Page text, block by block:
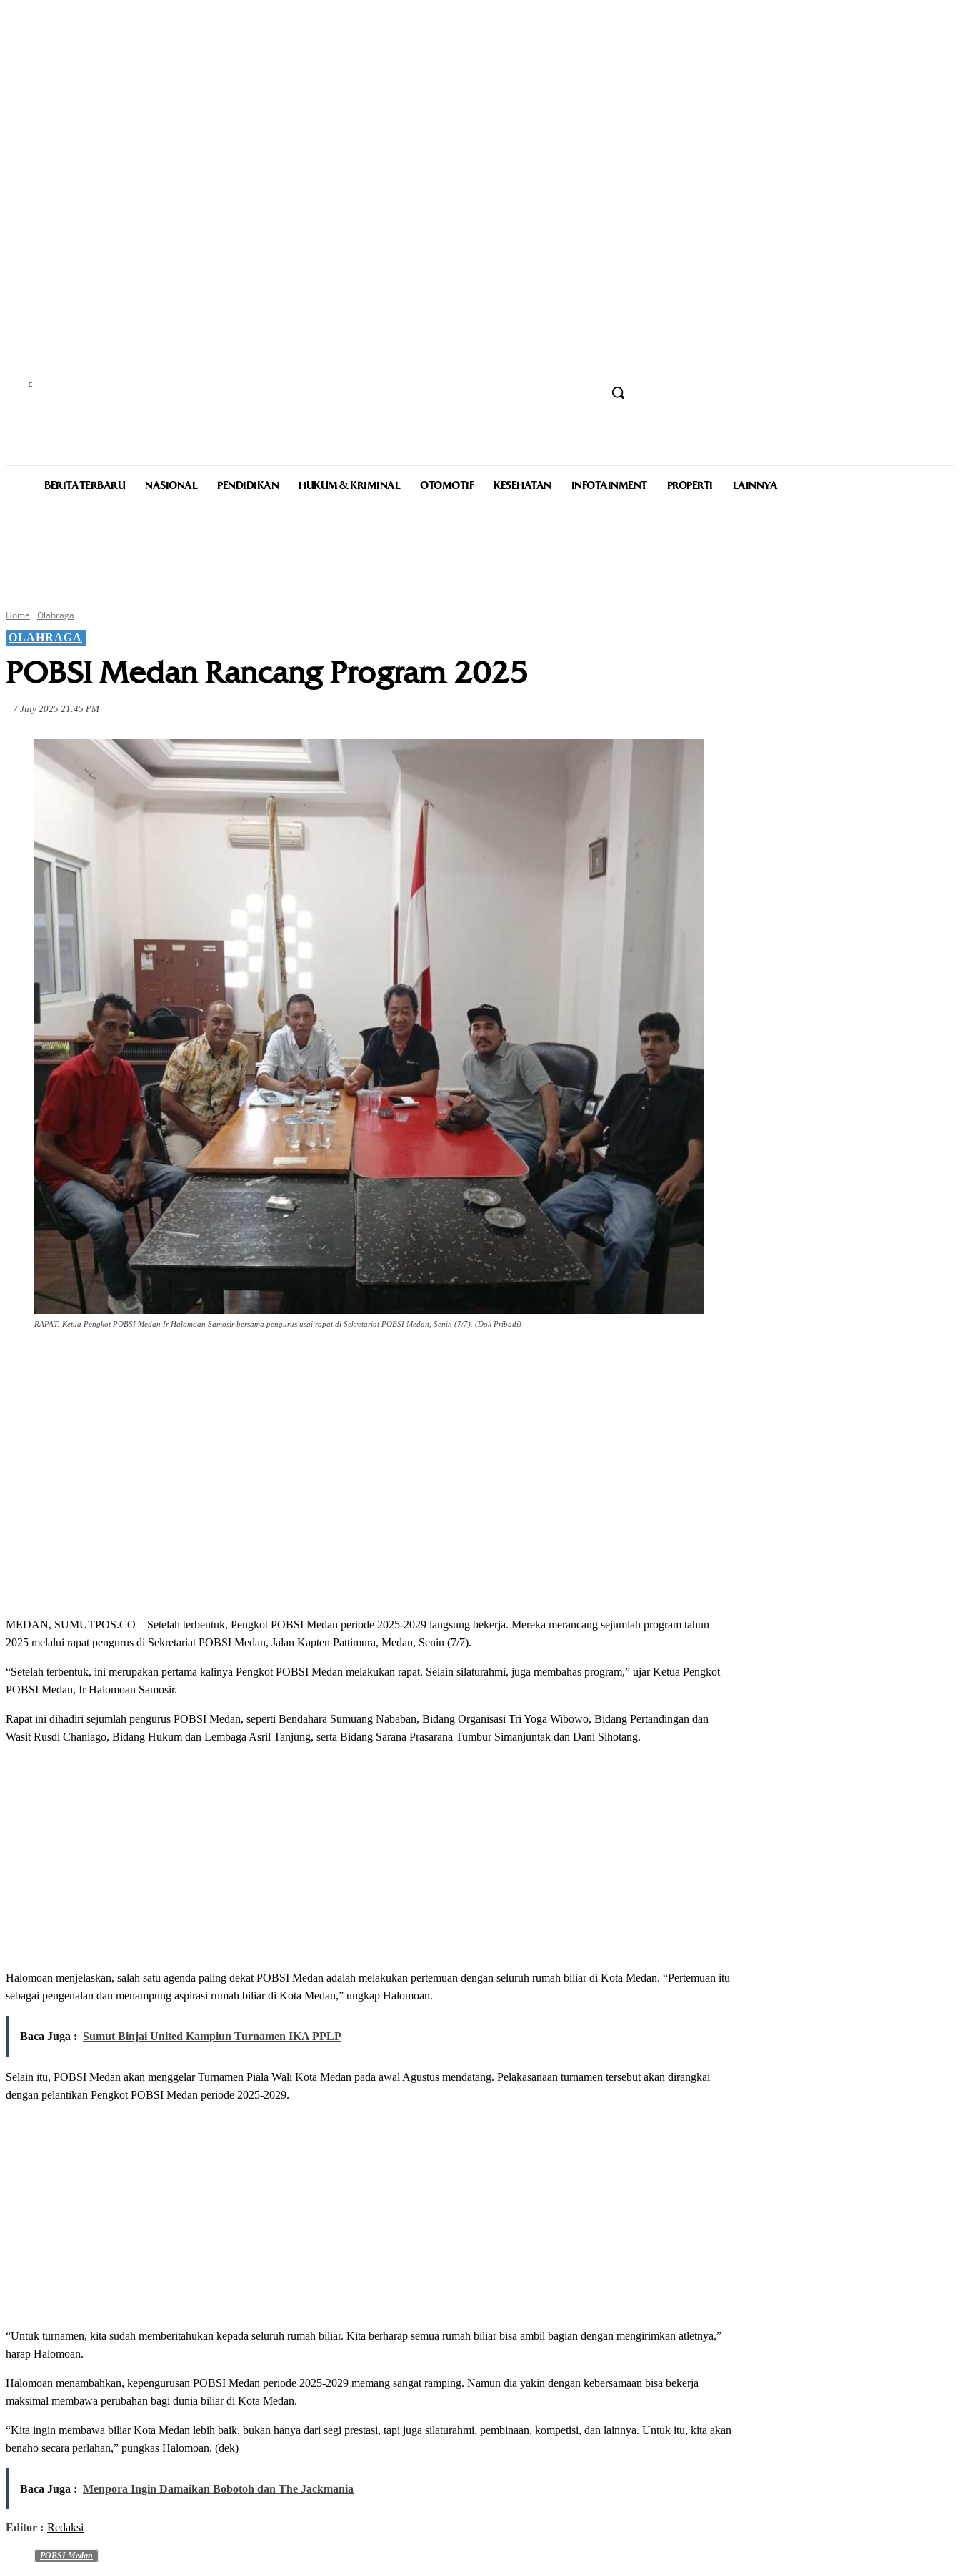
C
BERITA TERBARU NASIONAL PENDIDIKAN HUKUM & KRIMINAL OTOMOTIF KESEHATAN INFOTAINMENT PROPERTI LAINNYA
Home
Olahraga
OLAHRAGA
POBSI Medan Rancang Program 2025
7 July 2025 21:45 PM
RAPAT: Ketua Pengkot POBSI Medan Ir Halomoan Samosir bersama pengurus usai rapat di Sekretariat POBSI Medan, Senin (7/7). (Dok Pribadi)
MEDAN, SUMUTPOS.CO – Setelah terbentuk, Pengkot POBSI Medan periode 2025-2029 langsung bekerja. Mereka merancang sejumlah program tahun
2025 melalui rapat pengurus di Sekretariat POBSI Medan, Jalan Kapten Pattimura, Medan, Senin (7/7).
“Setelah terbentuk, ini merupakan pertama kalinya Pengkot POBSI Medan melakukan rapat. Selain silaturahmi, juga membahas program,” ujar Ketua Pengkot
POBSI Medan, Ir Halomoan Samosir.
Rapat ini dihadiri sejumlah pengurus POBSI Medan, seperti Bendahara Sumuang Nababan, Bidang Organisasi Tri Yoga Wibowo, Bidang Pertandingan dan
Wasit Rusdi Chaniago, Bidang Hukum dan Lembaga Asril Tanjung, serta Bidang Sarana Prasarana Tumbur Simanjuntak dan Dani Sihotang.
Halomoan menjelaskan, salah satu agenda paling dekat POBSI Medan adalah melakukan pertemuan dengan seluruh rumah biliar di Kota Medan. “Pertemuan itu
sebagai pengenalan dan menampung aspirasi rumah biliar di Kota Medan,” ungkap Halomoan.
Baca Juga : Sumut Binjai United Kampiun Turnamen IKA PPLP
Selain itu, POBSI Medan akan menggelar Turnamen Piala Wali Kota Medan pada awal Agustus mendatang. Pelakasanaan turnamen tersebut akan dirangkai
dengan pelantikan Pengkot POBSI Medan periode 2025-2029.
“Untuk turnamen, kita sudah memberitahukan kepada seluruh rumah biliar. Kita berharap semua rumah biliar bisa ambil bagian dengan mengirimkan atletnya,”
harap Halomoan.
Halomoan menambahkan, kepengurusan POBSI Medan periode 2025-2029 memang sangat ramping. Namun dia yakin dengan kebersamaan bisa bekerja
maksimal membawa perubahan bagi dunia biliar di Kota Medan.
“Kita ingin membawa biliar Kota Medan lebih baik, bukan hanya dari segi prestasi, tapi juga silaturahmi, pembinaan, kompetisi, dan lainnya. Untuk itu, kita akan
benaho secara perlahan,” pungkas Halomoan. (dek)
Baca Juga : Menpora Ingin Damaikan Bobotoh dan The Jackmania
Editor : Redaksi
POBSI Medan